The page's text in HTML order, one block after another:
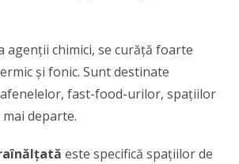
agenții chimici, se curăță foarte
și fonic. Sunt destinate
fast-food-urilor, spațiilor
departe.
este specifică spațiilor de